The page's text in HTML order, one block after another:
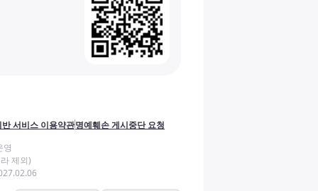
서비스 이용약관명예훼손 게시중단 요청
영
제외)